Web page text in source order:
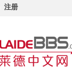
注册